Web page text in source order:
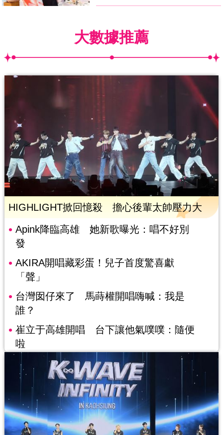
大數據推薦
HIGHLIGHT掀回憶殺 擔心後輩太帥壓力大
Apink降臨高雄 她新歌曝光：唱不好別
發
AKIRA開唱藏彩蛋！兒子首度驚喜獻
「聲」
台灣囡仔來了 馬蒔權開唱嗨喊：我是
誰？
崔立于高雄開唱 台下讓他氣噗噗：隨便
啦